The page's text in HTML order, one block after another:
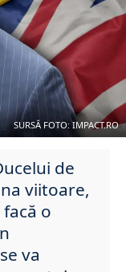
SURSĂ FOTO: IMPACT.RO
de
viitoare,
o
va